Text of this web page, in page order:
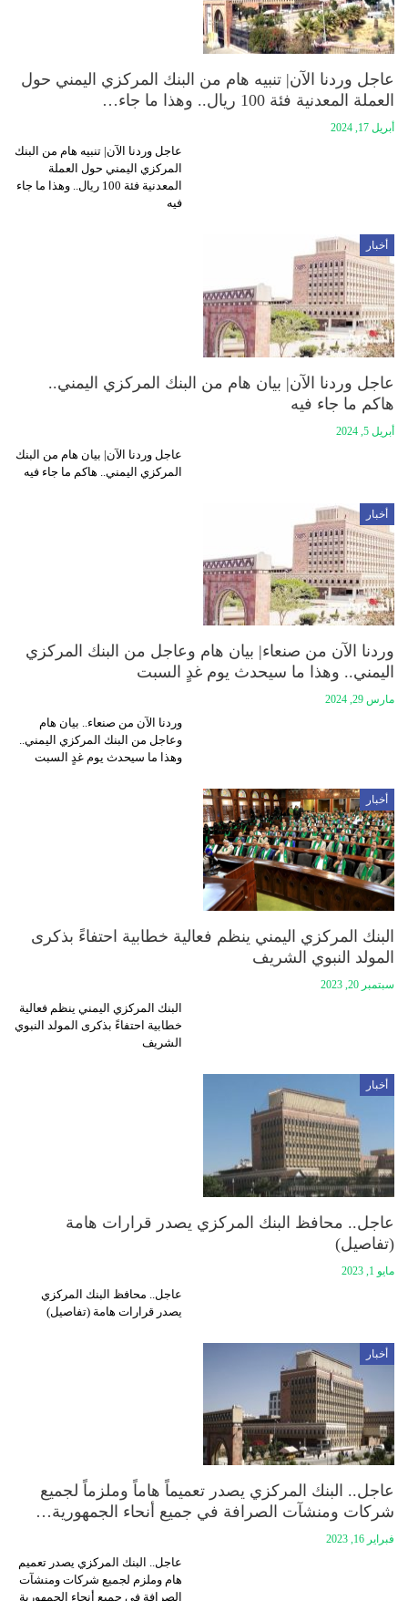
عاجل وردنا الآن| تنبيه هام من البنك المركزي اليمني حول
العملة المعدنية فئة 100 ريال.. وهذا ما جاء…
أبريل 17, 2024
عاجل وردنا الآن| تنبيه هام من البنك
المركزي اليمني حول العملة
المعدنية فئة 100 ريال.. وهذا ما جاء
فيه
أخبار
عاجل وردنا الآن| بيان هام من البنك المركزي اليمني..
هاكم ما جاء فيه
أبريل 5, 2024
عاجل وردنا الآن| بيان هام من البنك
المركزي اليمني.. هاكم ما جاء فيه
أخبار
وردنا الآن من صنعاء| بيان هام وعاجل من البنك المركزي
اليمني.. وهذا ما سيحدث يوم غدٍ السبت
مارس 29, 2024
وردنا الآن من صنعاء.. بيان هام
وعاجل من البنك المركزي اليمني..
وهذا ما سيحدث يوم غدٍ السبت
أخبار
البنك المركزي اليمني ينظم فعالية خطابية احتفاءً بذكرى
المولد النبوي الشريف
سبتمبر 20, 2023
البنك المركزي اليمني ينظم فعالية
خطابية احتفاءً بذكرى المولد النبوي
الشريف
أخبار
عاجل.. محافظ البنك المركزي يصدر قرارات هامة
(تفاصيل)
مايو 1, 2023
عاجل.. محافظ البنك المركزي
يصدر قرارات هامة (تفاصيل)
أخبار
عاجل.. البنك المركزي يصدر تعميماً هاماً وملزماً لجميع
شركات ومنشآت الصرافة في جميع أنحاء الجمهورية…
فبراير 16, 2023
عاجل.. البنك المركزي يصدر تعميم
هام وملزم لجميع شركات ومنشآت
الصرافة في جميع أنحاء الجمهورية